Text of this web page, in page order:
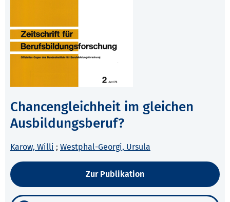
Chancengleichheit im gleichen
Ausbildungsberuf?
Karow, Willi ; Westphal-Georgi, Ursula
Zur Publikation